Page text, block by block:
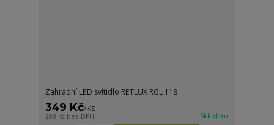
Zahradní LED svítidlo RETLUX RGL 118
349 Kč/KS
288 Kč bez DPH Skladem